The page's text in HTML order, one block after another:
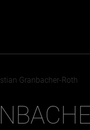
& Kultur
Granbacher-Roth